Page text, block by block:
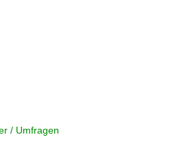
/ Umfragen